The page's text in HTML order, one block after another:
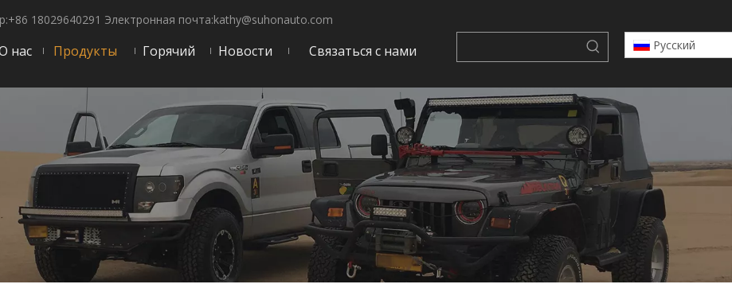
18029640291 Электронная почта:kathy@suhonauto.com
нас Продукты Горячий Новости Связаться с нами Pусский